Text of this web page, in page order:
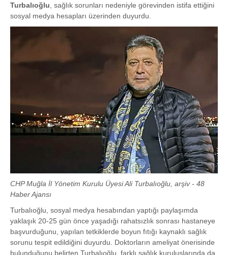
Turbalıoğlu , sağlık sorunları nedeniyle görevinden istifa ettiğini
sosyal medya hesapları üzerinden duyurdu.
CHP Muğla İl Yönetim Kurulu Üyesi Ali Turbalıoğlu, arşiv - 48
Haber Ajansı
Turbalıoğlu, sosyal medya hesabından yaptığı paylaşımda
yaklaşık 20-25 gün önce yaşadığı rahatsızlık sonrası hastaneye
başvurduğunu, yapılan tetkiklerde boyun fıtığı kaynaklı sağlık
sorunu tespit edildiğini duyurdu. Doktorların ameliyat önerisinde
bulunduğunu belirten Turbalıoğlu, farklı sağlık kuruluşlarında da